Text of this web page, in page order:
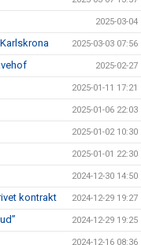
2025-03-04
2025-03-03 07:56
2025-02-27
2025-01-11 17:21
2025-01-06 22:03
2025-01-02 10:30
2025-01-01 22:30
2024-12-30 14:50
kontrakt 2024-12-29 19:27
2024-12-29 19:25
2024-12-16 08:36